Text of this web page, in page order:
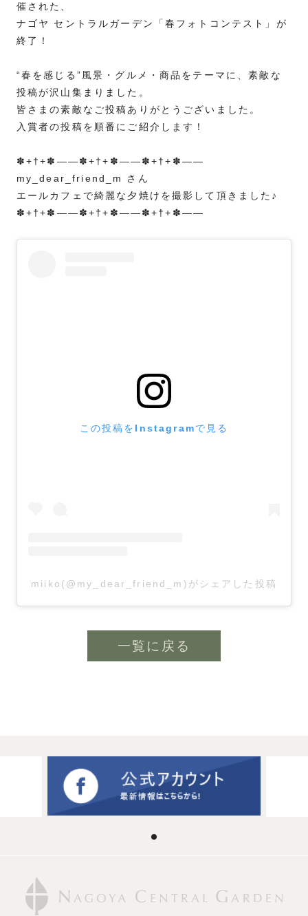
催された、
ナゴヤ セントラルガーデン「春フォトコンテスト」が
終了！
“春を感じる”風景・グルメ・商品をテーマに、素敵な
投稿が沢山集まりました。
皆さまの素敵なご投稿ありがとうございました。
入賞者の投稿を順番にご紹介します！
✽+†+✽――✽+†+✽――✽+†+✽――
my_dear_friend_m さん
エールカフェで綺麗な夕焼けを撮影して頂きました♪
✽+†+✽――✽+†+✽――✽+†+✽――
この投稿をInstagramで見る
miiko(@my_dear_friend_m)がシェアした投稿
一覧に戻る